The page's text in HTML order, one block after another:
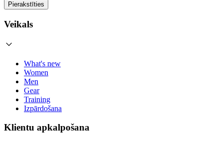
Pierakstīties
Veikals
What's new
Women
Men
Gear
Training
Izpārdošana
Klientu apkalpošana